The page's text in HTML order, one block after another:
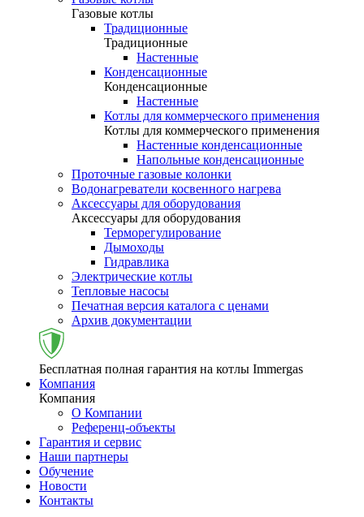
Газовые котлы
Традиционные
Традиционные
Настенные
Конденсационные
Конденсационные
Настенные
Котлы для коммерческого применения
Котлы для коммерческого применения
Настенные конденсационные
Напольные конденсационные
Проточные газовые колонки
Водонагреватели косвенного нагрева
Аксессуары для оборудования
Аксессуары для оборудования
Терморегулирование
Дымоходы
Гидравлика
Электрические котлы
Тепловые насосы
Печатная версия каталога с ценами
Архив документации
Бесплатная полная гарантия на котлы Immergas
Компания
Компания
О Компании
Референц-объекты
Гарантия и сервис
Наши партнеры
Обучение
Новости
Контакты